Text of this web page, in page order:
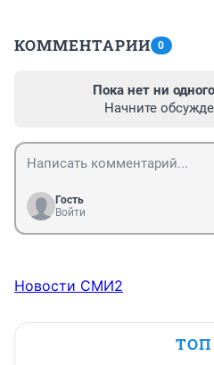
КОММЕНТАРИИ 0
Пока нет ни
Начните
Гость
Войти
Новости СМИ2
ТОП